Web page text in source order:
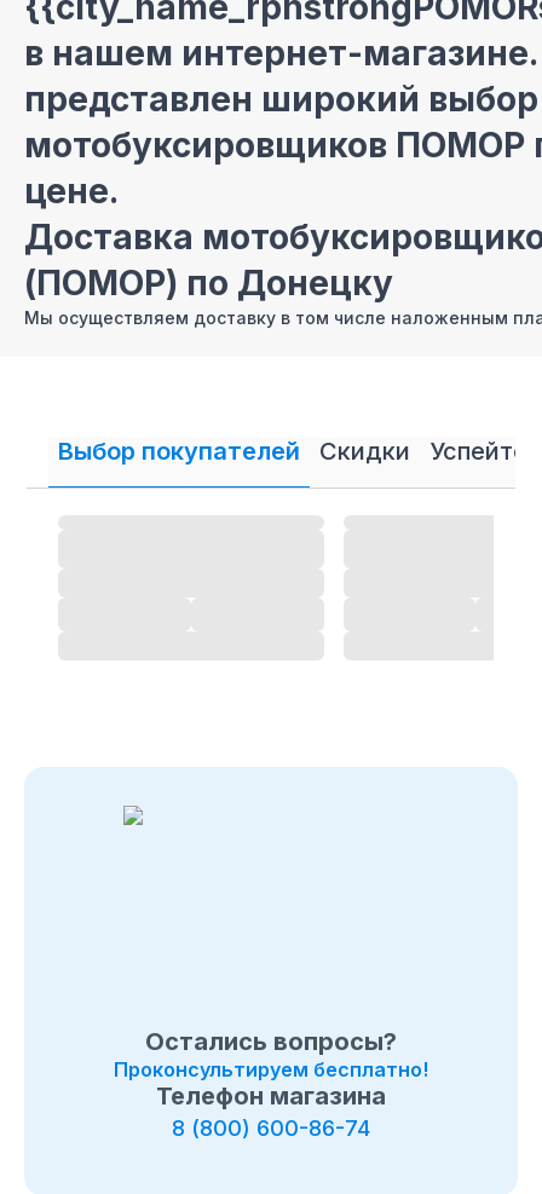
в нашем интернет-
представлен широкий
мотобуксировщиков ПОМОР
цене.
Доставка
(ПОМОР) по Донецку
Мы осуществляем доставку в том числе наложенным
В нашем интернет магазине осуществляетсяпродажа
Выбор покупателей Скидки Успейте
Остались вопросы?
Проконсультируем бесплатно!
Телефон магазина
8 (800) 600-86-74